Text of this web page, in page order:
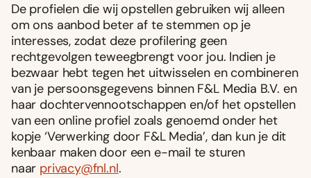
De profielen die wij opstellen gebruiken wij alleen
om ons aanbod beter af te stemmen op je
interesses, zodat deze profilering geen
rechtgevolgen teweegbrengt voor jou. Indien je
bezwaar hebt tegen het uitwisselen en combineren
van je persoonsgegevens binnen F&L Media B.V. en
haar dochtervennootschappen en/of het opstellen
van een online profiel zoals genoemd onder het
kopje ‘Verwerking door F&L Media’, dan kun je dit
kenbaar maken door een e-mail te sturen
naar privacy@fnl.nl.